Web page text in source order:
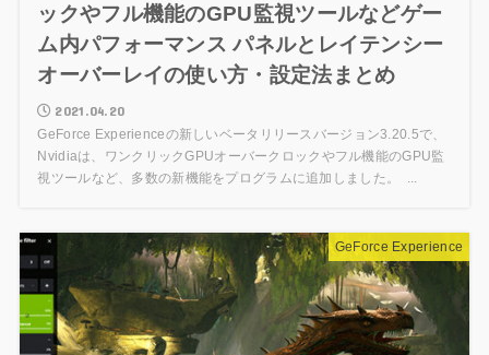
ックやフル機能のGPU監視ツールなどゲー
ム内パフォーマンス パネルとレイテンシー
オーバーレイの使い方・設定法まとめ
2021.04.20
GeForce Experienceの新しいベータリリースバージョン3.20.5で、
Nvidiaは、ワンクリックGPUオーバークロックやフル機能のGPU監
視ツールなど、多数の新機能をプログラムに追加しました。 ...
GeForce Experience